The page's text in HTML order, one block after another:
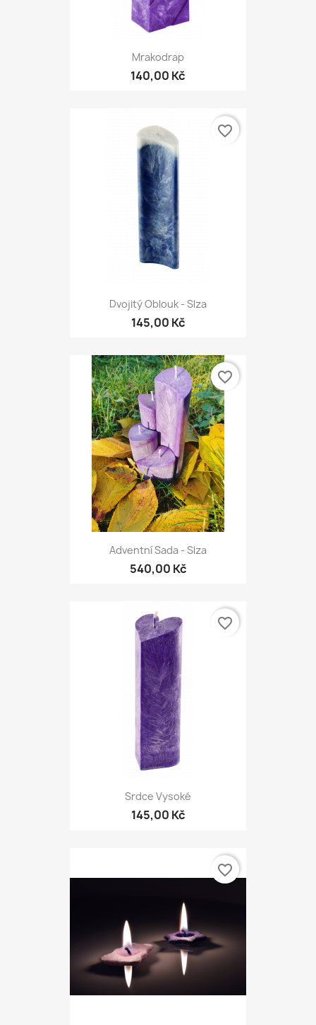
Mrakodrap
140,00 Kč
Dvojitý Oblouk - Slza
145,00 Kč
favorite_border
Adventní Sada - Slza
540,00 Kč
favorite_border
Srdce Vysoké
145,00 Kč
favorite_border
favorite_border